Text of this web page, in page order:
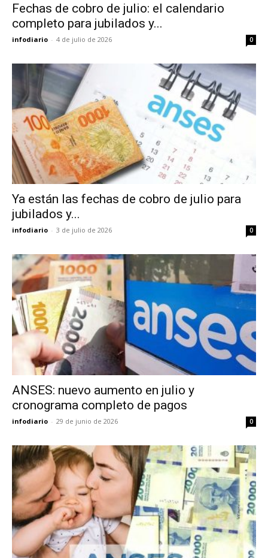
Fechas de cobro de julio: el calendario
completo para jubilados y...
infodiario - 4 de julio de 2026 0
Ya están las fechas de cobro de julio para
jubilados y...
infodiario - 3 de julio de 2026 0
ANSES: nuevo aumento en julio y
cronograma completo de pagos
infodiario - 29 de junio de 2026 0